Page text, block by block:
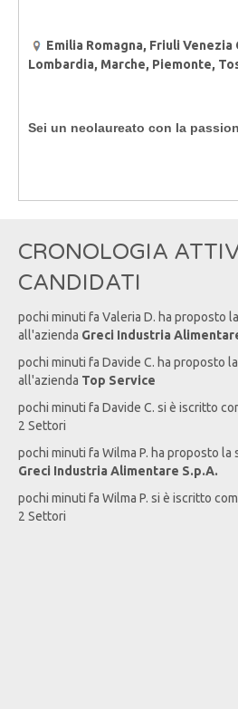
Emilia Romagna, Friuli Venezia
Lombardia, Marche, Piemonte,
Sei un neolaureato con la
CRONOLOGIA
CANDIDATI
pochi minuti fa Valeria D. ha proposto
all'azienda Greci Industria
pochi minuti fa Davide C. ha proposto
all'azienda Top Service
pochi minuti fa Davide C. si è iscritto
2 Settori
pochi minuti fa Wilma P. ha proposto la
Greci Industria Alimentare S.p.A.
pochi minuti fa Wilma P. si è iscritto
2 Settori